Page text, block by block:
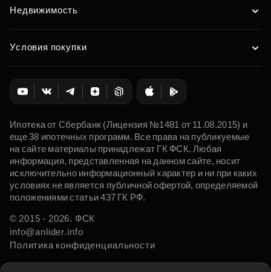
Недвижимость
Условия покупки
Ипотека от Сбербанк (Лицензия №1481 от 11.08.2015) и
еще 38 ипотечных программ. Все права на публикуемые
на сайте материалы принадлежат ГК ФСК. Любая
информация, представленная на данном сайте, носит
исключительно информационный характер и ни при каких
условиях не является публичной офертой, определяемой
положениями статьи 437 ГК РФ.
© 2015 - 2026. ФСК
info@anlider.info
Политика конфиденциальности